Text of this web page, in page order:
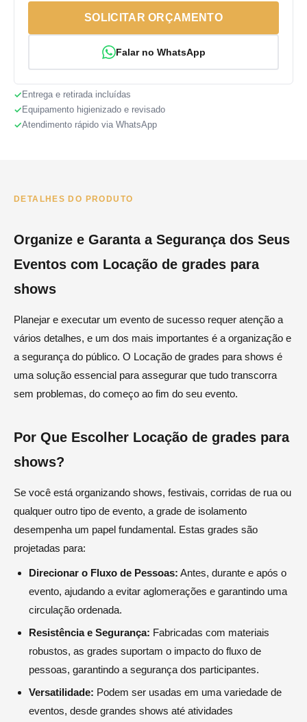
SOLICITAR ORÇAMENTO
Falar no WhatsApp
Entrega e retirada incluídas
Equipamento higienizado e revisado
Atendimento rápido via WhatsApp
DETALHES DO PRODUTO
Organize e Garanta a Segurança dos Seus
Eventos com Locação de grades para
shows
Planejar e executar um evento de sucesso requer atenção a
vários detalhes, e um dos mais importantes é a organização e
a segurança do público. O Locação de grades para shows é
uma solução essencial para assegurar que tudo transcorra
sem problemas, do começo ao fim do seu evento.
Por Que Escolher Locação de grades para
shows?
Se você está organizando shows, festivais, corridas de rua ou
qualquer outro tipo de evento, a grade de isolamento
desempenha um papel fundamental. Estas grades são
projetadas para:
Direcionar o Fluxo de Pessoas: Antes, durante e após o
evento, ajudando a evitar aglomerações e garantindo uma
circulação ordenada.
Resistência e Segurança: Fabricadas com materiais
robustos, as grades suportam o impacto do fluxo de
pessoas, garantindo a segurança dos participantes.
Versatilidade: Podem ser usadas em uma variedade de
eventos, desde grandes shows até atividades